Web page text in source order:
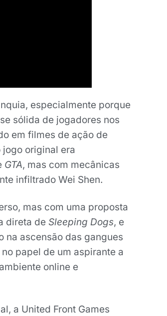
especialmente porque
sólida de jogadores nos
em filmes de ação de
original era
GTA, mas com mecânicas
infiltrado Wei Shen.
mas com uma proposta
direta de Sleeping Dogs, e
na ascensão das gangues
papel de um aspirante a
online e
a United Front Games